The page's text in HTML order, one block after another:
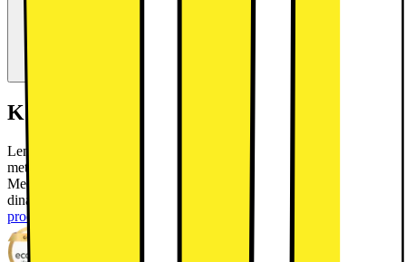
Kort om produkten
Lenovo Tab 4/64GB LTE-surfplatta erbjuder en elegant design i helt
metall med en 10,1" FHD-skärm, Dolby Atmos dubbelt stereoljud,
MediaTek Helio G85-processor och 64GB lagring, perfekt för alla
dina underhållningsbehov som videostreaming eller spel.
produkten